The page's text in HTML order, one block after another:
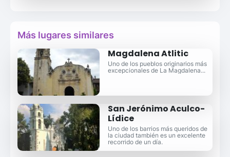
Más lugares similares
Magdalena Atlitic
Uno de los pueblos originarios más
excepcionales de La Magdalena...
San Jerónimo Aculco-
Lídice
Uno de los barrios más queridos de
la ciudad también es un excelente
recorrido de un día.